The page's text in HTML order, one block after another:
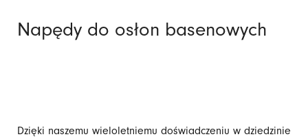
Napędy do osłon basenowych
Dzięki naszemu wieloletniemu doświadczeniu w dziedzinie